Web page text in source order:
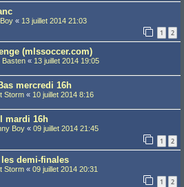
« 13 juillet 2014 21:03
1 2
(mlssoccer.com)
Basten « 13 juillet 2014 19:05
mercredi 16h
Storm « 10 juillet 2014 8:16
mardi 16h
Boy « 09 juillet 2014 21:45
1 2
demi-finales
Storm « 09 juillet 2014 20:31
1 2